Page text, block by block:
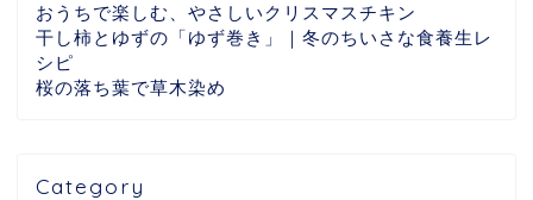
おうちで楽しむ、やさしいクリスマスチキン
干し柿とゆずの「ゆず巻き」｜冬のちいさな食養生レ
シピ
桜の落ち葉で草木染め
Category